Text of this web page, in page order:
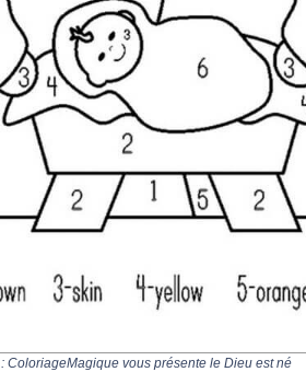
: ColoriageMagique vous présente le Dieu est né